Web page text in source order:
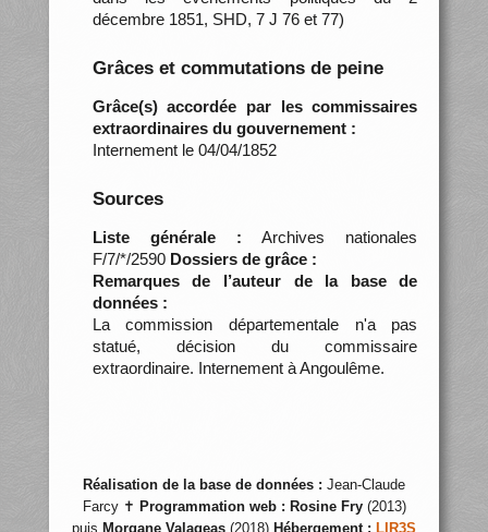
décembre 1851, SHD, 7 J 76 et 77)
Grâces et commutations de peine
Grâce(s) accordée par les commissaires
extraordinaires du gouvernement :
Internement le 04/04/1852
Sources
Liste générale : Archives nationales
F/7/*/2590 Dossiers de grâce :
Remarques de l’auteur de la base de
données :
La commission départementale n'a pas
statué, décision du commissaire
extraordinaire. Internement à Angoulême.
Réalisation de la base de données : Jean-Claude
Farcy ✝ Programmation web : Rosine Fry(2013)
puis Morgane Valageas (2018) Hébergement : LIR3S